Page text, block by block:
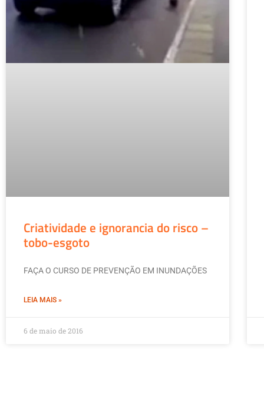
Criatividade e ignorancia do risco –
tobo-esgoto
FAÇA O CURSO DE PREVENÇÃO EM INUNDAÇÕES
LEIA MAIS »
6 de maio de 2016